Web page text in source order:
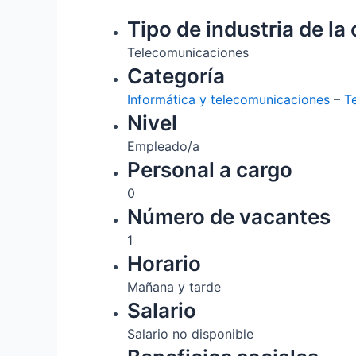
Tipo de industria de la
Telecomunicaciones
Categoría
Informática y telecomunicaciones –
Nivel
Empleado/a
Personal a cargo
0
Número de vacantes
1
Horario
Mañana y tarde
Salario
Salario no disponible